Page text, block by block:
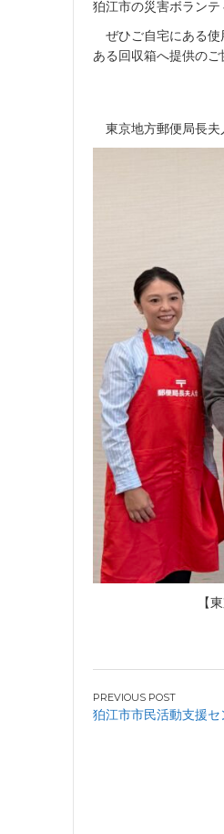
狛江市の災害ボランテ
ぜひご自宅にある使
ある回収箱へ提供のご
東京地方郵便局長夫
【
投
狛江市市民活動支援セ